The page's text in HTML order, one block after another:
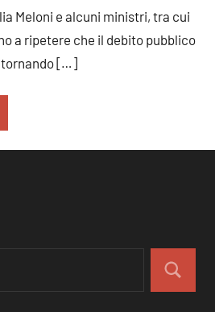
Meloni e alcuni ministri, tra cui
a ripetere che il debito pubblico
tornando […]
Cerca